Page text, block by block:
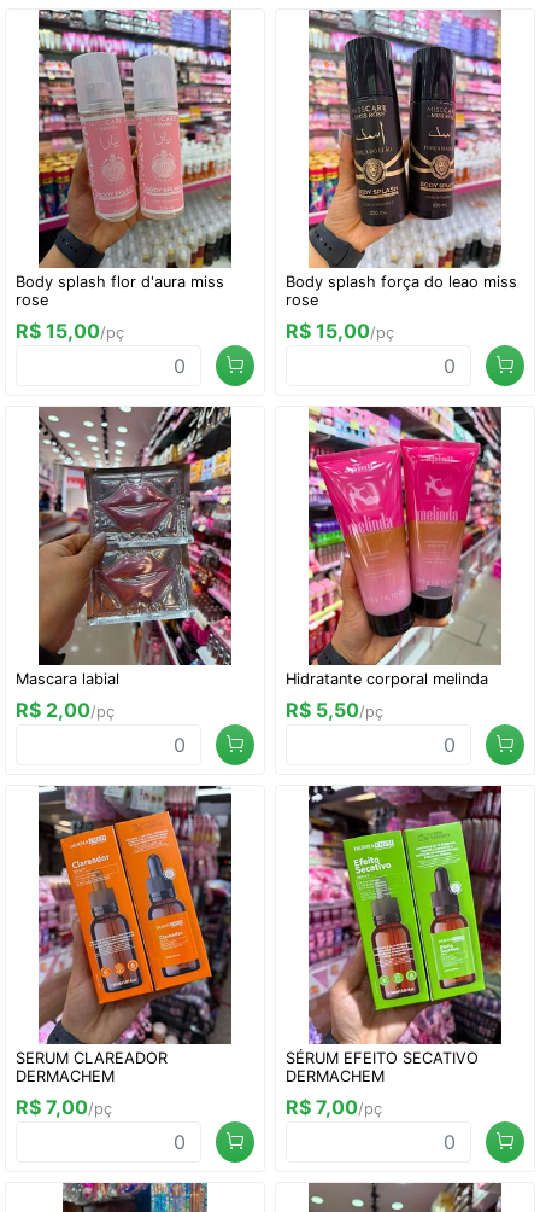
Body splash flor d'aura miss
rose
R$ 15,00/pç
Body splash força do leao miss
rose
R$ 15,00/pç
Mascara labial
R$ 2,00/pç
Hidratante corporal melinda
R$ 5,50/pç
SERUM CLAREADOR
DERMACHEM
R$ 7,00/pç
SÉRUM EFEITO SECATIVO
DERMACHEM
R$ 7,00/pç